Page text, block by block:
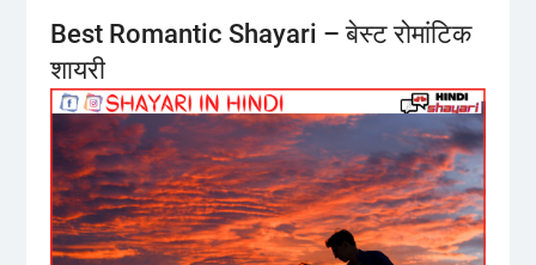
Best Romantic Shayari – बेस्ट रोमांटिक
शायरी